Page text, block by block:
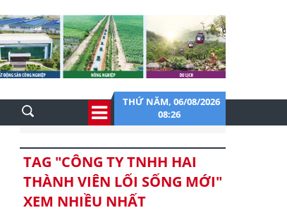
THỨ NĂM, 06/08/2026
08:26
TAG "CÔNG TY TNHH HAI
THÀNH VIÊN LỐI SỐNG MỚI"
XEM NHIỀU NHẤT